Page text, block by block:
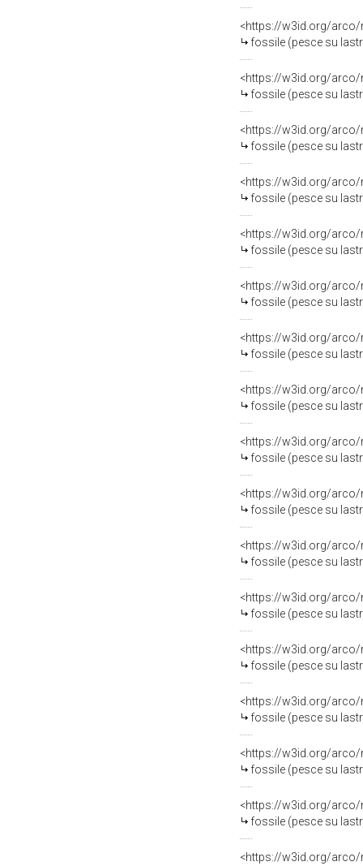
<https://w3id.org/arco/
fossile (pesce su
<https://w3id.org/arco/
fossile (pesce su
<https://w3id.org/arco/
fossile (pesce su
<https://w3id.org/arco/
fossile (pesce su
<https://w3id.org/arco/
fossile (pesce su
<https://w3id.org/arco/
fossile (pesce su
<https://w3id.org/arco/
fossile (pesce su
<https://w3id.org/arco/
fossile (pesce su
<https://w3id.org/arco/
fossile (pesce su
<https://w3id.org/arco/
fossile (pesce su
<https://w3id.org/arco/
fossile (pesce su
<https://w3id.org/arco/
fossile (pesce su
<https://w3id.org/arco/
fossile (pesce su
<https://w3id.org/arco/
fossile (pesce su
<https://w3id.org/arco/
fossile (pesce su
<https://w3id.org/arco/
fossile (pesce su
<https://w3id.org/arco/